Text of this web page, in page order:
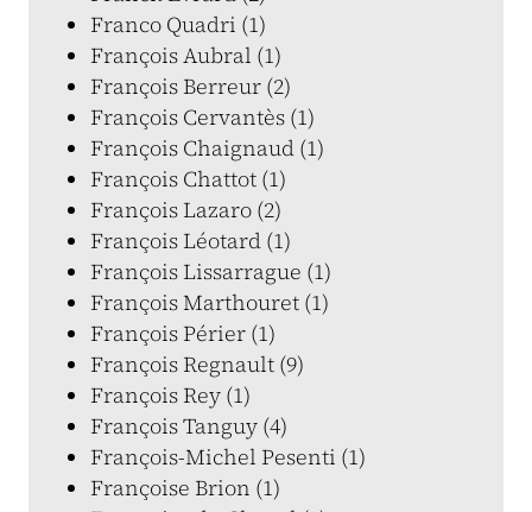
Franco Quadri (1)
François Aubral (1)
François Berreur (2)
François Cervantès (1)
François Chaignaud (1)
François Chattot (1)
François Lazaro (2)
François Léotard (1)
François Lissarrague (1)
François Marthouret (1)
François Périer (1)
François Regnault (9)
François Rey (1)
François Tanguy (4)
François-Michel Pesenti (1)
Françoise Brion (1)